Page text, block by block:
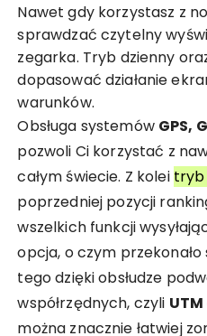
Nawet gdy korzystasz z
sprawdzać czytelny
zegarka. Tryb dzienny
dopasować działanie
warunków.
Obsługa systemów GPS,
pozwoli Ci korzystać z
całym świecie. Z kolei tryb
poprzedniej pozycji
wszelkich funkcji
opcja, o czym przekonało
tego dzięki obsłudze
współrzędnych, czyli
można znacznie łatwiej